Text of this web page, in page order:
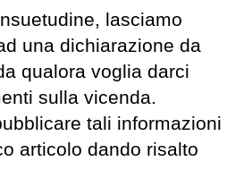
lasciamo
una dichiarazione da
qualora voglia darci
sulla vicenda.
tali informazioni
articolo dando risalto